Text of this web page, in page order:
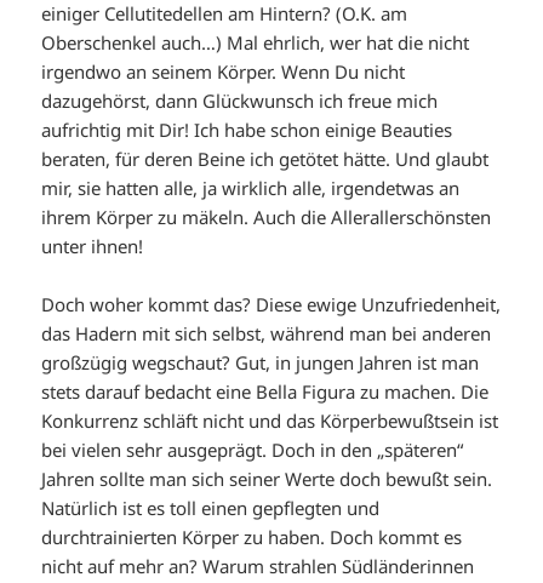
einiger Cellutitedellen am Hintern? (O.K. am
Oberschenkel auch…) Mal ehrlich, wer hat die nicht
irgendwo an seinem Körper. Wenn Du nicht
dazugehörst, dann Glückwunsch ich freue mich
aufrichtig mit Dir! Ich habe schon einige Beauties
beraten, für deren Beine ich getötet hätte. Und glaubt
mir, sie hatten alle, ja wirklich alle, irgendetwas an
ihrem Körper zu mäkeln. Auch die Allerallerschönsten
unter ihnen!
Doch woher kommt das? Diese ewige Unzufriedenheit,
das Hadern mit sich selbst, während man bei anderen
großzügig wegschaut? Gut, in jungen Jahren ist man
stets darauf bedacht eine Bella Figura zu machen. Die
Konkurrenz schläft nicht und das Körperbewußtsein ist
bei vielen sehr ausgeprägt. Doch in den „späteren“
Jahren sollte man sich seiner Werte doch bewußt sein.
Natürlich ist es toll einen gepflegten und
durchtrainierten Körper zu haben. Doch kommt es
nicht auf mehr an? Warum strahlen Südländerinnen